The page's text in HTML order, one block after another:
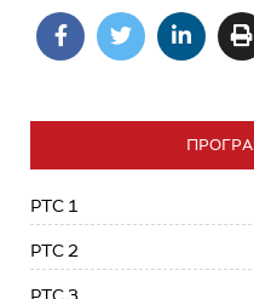
РТС 1
РТС 2